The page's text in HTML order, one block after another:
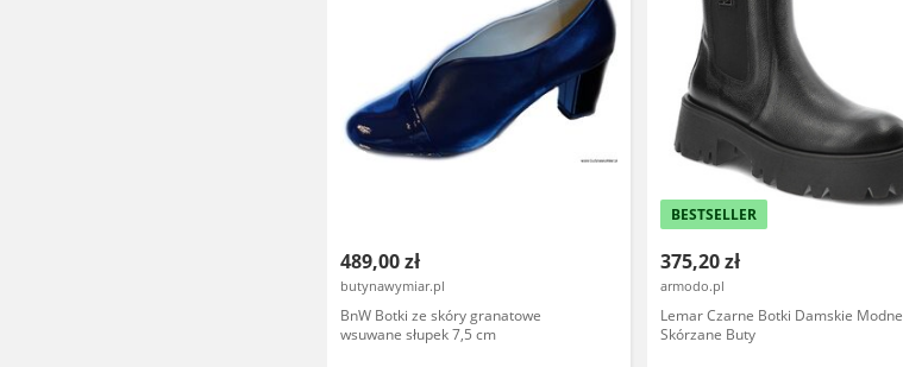
489,00 zł
butynawymiar.pl
BnW Botki ze skóry granatowe
wsuwane słupek 7,5 cm
BESTSELLER
375,20 zł
armodo.pl
Lemar Czarne Botki Damskie Modne
Skórzane Buty